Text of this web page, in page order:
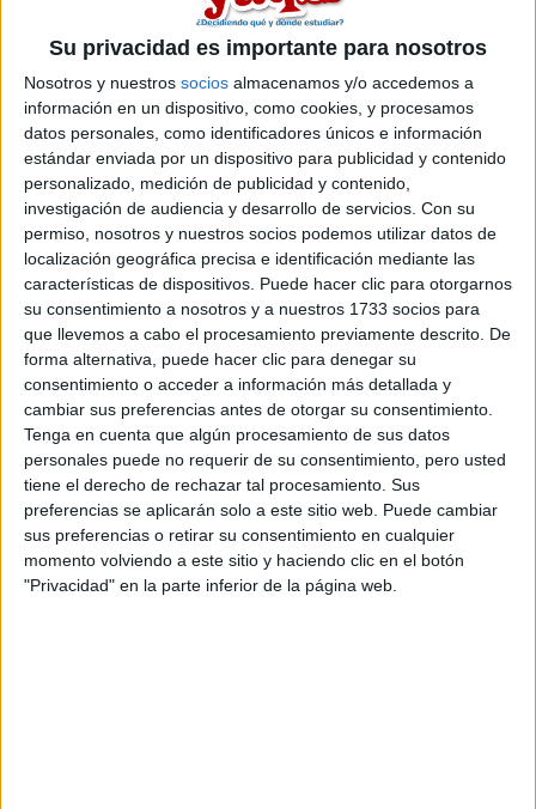
Su privacidad es importante para nosotros
Nosotros y nuestros socios almacenamos y/o accedemos a
información en un dispositivo, como cookies, y procesamos
datos personales, como identificadores únicos e información
estándar enviada por un dispositivo para publicidad y contenido
personalizado, medición de publicidad y contenido,
investigación de audiencia y desarrollo de servicios. Con su
permiso, nosotros y nuestros socios podemos utilizar datos de
localización geográfica precisa e identificación mediante las
características de dispositivos. Puede hacer clic para otorgarnos
su consentimiento a nosotros y a nuestros 1733 socios para
que llevemos a cabo el procesamiento previamente descrito. De
forma alternativa, puede hacer clic para denegar su
consentimiento o acceder a información más detallada y
cambiar sus preferencias antes de otorgar su consentimiento.
Tenga en cuenta que algún procesamiento de sus datos
personales puede no requerir de su consentimiento, pero usted
tiene el derecho de rechazar tal procesamiento. Sus
preferencias se aplicarán solo a este sitio web. Puede cambiar
sus preferencias o retirar su consentimiento en cualquier
momento volviendo a este sitio y haciendo clic en el botón
"Privacidad" en la parte inferior de la página web.
Sobre ti
Soy:*
Chico
Chica
¿En qué año terminas (o terminaste) bachillerato o FP?
Soy estudiante de:*
Términos y Condiciones de Uso
Aceptolos Términos y Condicionesde uso*